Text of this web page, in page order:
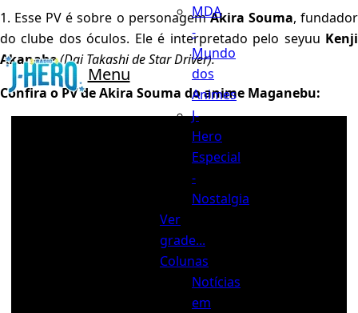
Menu
MDA
-
Mundo
dos
Animes
J-
Hero
Especial
-
Nostalgia
Ver
grade...
Colunas
Notícias
em
1. Esse PV é sobre o personagemAkira Souma, fundador
do clube dos óculos. Ele é interpretado pelo seyuu Kenji
Akanabe(Dai Takashi de Star Driver).
Confira o PV de Akira Souma do anime Maganebu: